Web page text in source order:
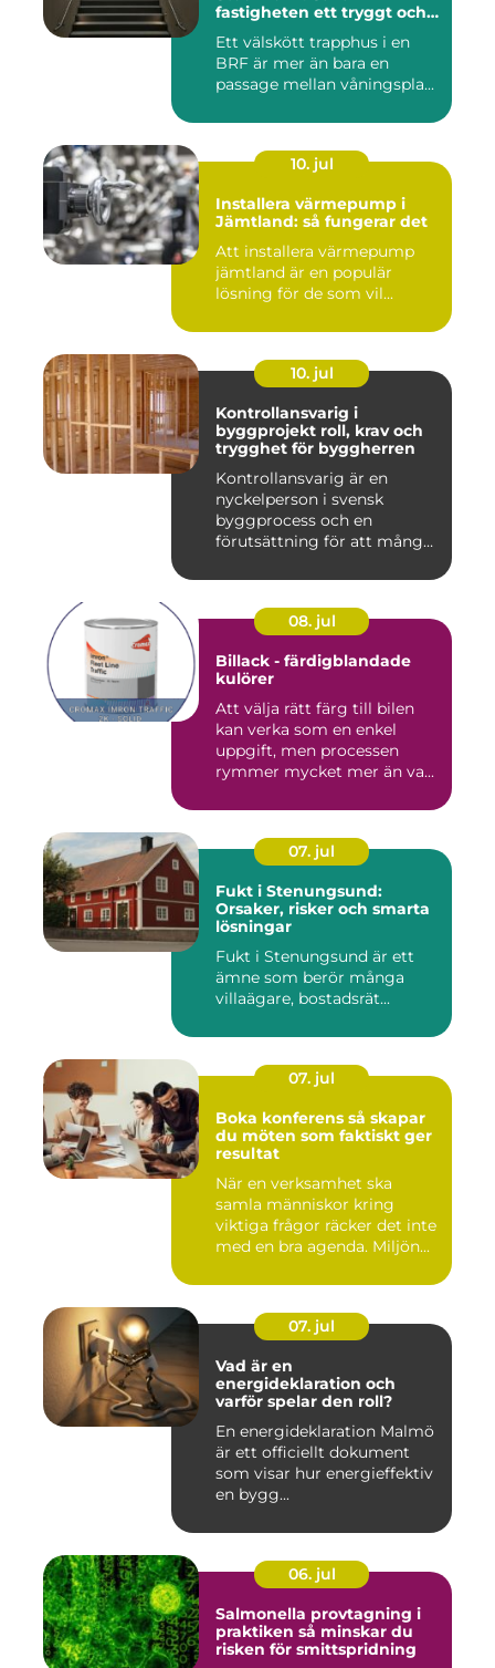
fastigheten ett tryggt och
Ett välskött trapphus i en
BRF är mer än bara en
passage mellan våningspla...
10. jul
Installera värmepump i
Jämtland: så fungerar det
Att installera värmepump
jämtland är en populär
lösning för de som vil...
10. jul
Kontrollansvarig i
byggprojekt roll, krav och
trygghet för byggherren
Kontrollansvarig är en
nyckelperson i svensk
byggprocess och en
förutsättning för att många
08. jul
Billack - färdigblandade
kulörer
Att välja rätt färg till bilen
kan verka som en enkel
uppgift, men processen
rymmer mycket mer än va...
07. jul
Fukt i Stenungsund:
Orsaker, risker och smarta
lösningar
Fukt i Stenungsund är ett
ämne som berör många
villaägare, bostadsrät...
07. jul
Boka konferens så skapar
du möten som faktiskt ger
resultat
När en verksamhet ska
samla människor kring
viktiga frågor räcker det inte
med en bra agenda. Miljön...
07. jul
Vad är en
energideklaration och
varför spelar den roll?
En energideklaration Malmö
är ett officiellt dokument
som visar hur energieffektiv
en bygg...
06. jul
Salmonella provtagning i
praktiken så minskar du
risken för smittspridning